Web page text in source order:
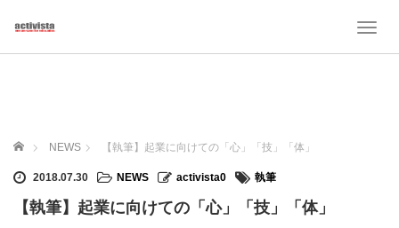
T
ホーム NEWS 【執筆】起業に向けての「心」「技」「体」
2018.07.30 NEWS activista0 執筆
【執筆】起業に向けての「心」「技」「体」